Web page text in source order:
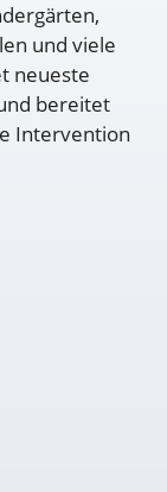
und viele
neueste
bereitet
Intervention